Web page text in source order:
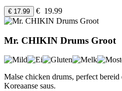
€ 17.99 € 19.99
Mr. CHIKIN Drums Groot
Malse chicken drums, perfect bereid
Koreaanse saus.